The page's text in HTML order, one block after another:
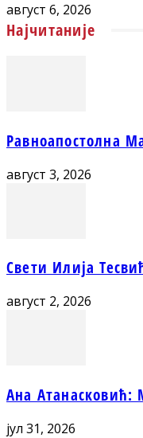
август 6, 2026
Најчитаније
Равноапостолна
август 3, 2026
Свети Илија
август 2, 2026
Ана Атанасковић:
јул 31, 2026